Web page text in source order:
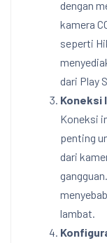
dengan
kamera
seperti
dari Play
Koneksi
Koneksi
penting
dari
lambat.